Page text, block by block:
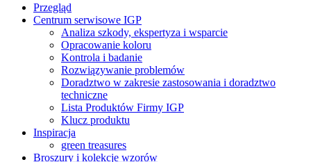
Przegląd
Centrum serwisowe IGP
Analiza szkody, ekspertyza i wsparcie
Opracowanie koloru
Kontrola i badanie
Rozwiązywanie problemów
Doradztwo w zakresie zastosowania i doradztwo
techniczne
Lista Produktów Firmy IGP
Klucz produktu
Inspiracja
green treasures
Broszury i kolekcje wzorów